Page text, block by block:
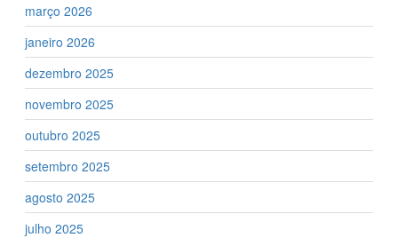
março 2026
janeiro 2026
dezembro 2025
novembro 2025
outubro 2025
setembro 2025
agosto 2025
julho 2025